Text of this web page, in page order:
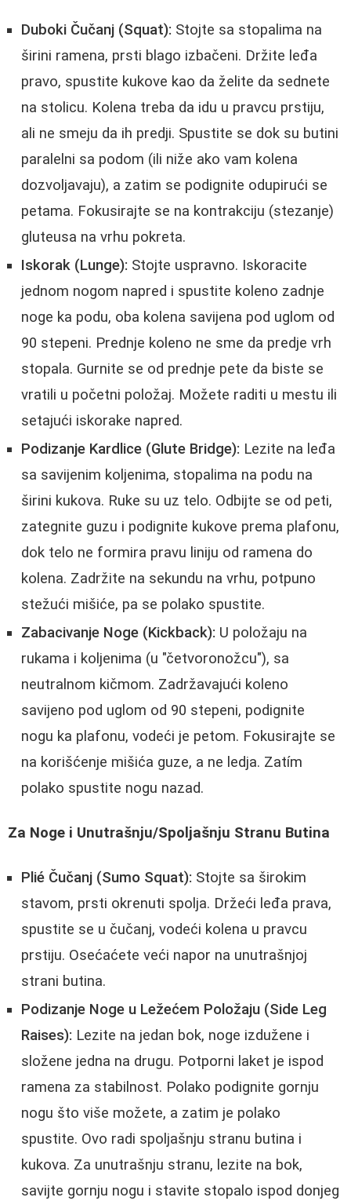
Duboki Čučanj (Squat): Stojte sa stopalima na
širini ramena, prsti blago izbačeni. Držite leđa
pravo, spustite kukove kao da želite da sednete
na stolicu. Kolena treba da idu u pravcu prstiju,
ali ne smeju da ih predji. Spustite se dok su butini
paralelni sa podom (ili niže ako vam kolena
dozvoljavaju), a zatim se podignite odupirući se
petama. Fokusirajte se na kontrakciju (stezanje)
gluteusa na vrhu pokreta.
Iskorak (Lunge): Stojte uspravno. Iskoracite
jednom nogom napred i spustite koleno zadnje
noge ka podu, oba kolena savijena pod uglom od
90 stepeni. Prednje koleno ne sme da predje vrh
stopala. Gurnite se od prednje pete da biste se
vratili u početni položaj. Možete raditi u mestu ili
setajući iskorake napred.
Podizanje Kardlice (Glute Bridge): Lezite na leđa
sa savijenim koljenima, stopalima na podu na
širini kukova. Ruke su uz telo. Odbijte se od peti,
zategnite guzu i podignite kukove prema plafonu,
dok telo ne formira pravu liniju od ramena do
kolena. Zadržite na sekundu na vrhu, potpuno
stežući mišiće, pa se polako spustite.
Zabacivanje Noge (Kickback): U položaju na
rukama i koljenima (u "četvoronožcu"), sa
neutralnom kičmom. Zadržavajući koleno
savijeno pod uglom od 90 stepeni, podignite
nogu ka plafonu, vodeći je petom. Fokusirajte se
na korišćenje mišića guze, a ne ledja. Zatím
polako spustite nogu nazad.
Za Noge i Unutrašnju/Spoljašnju Stranu Butina
Plié Čučanj (Sumo Squat): Stojte sa širokim
stavom, prsti okrenuti spolja. Držeći leđa prava,
spustite se u čučanj, vodeći kolena u pravcu
prstiju. Osećaćete veći napor na unutrašnjoj
strani butina.
Podizanje Noge u Ležećem Položaju (Side Leg
Raises): Lezite na jedan bok, noge izdužene i
složene jedna na drugu. Potporni laket je ispod
ramena za stabilnost. Polako podignite gornju
nogu što više možete, a zatim je polako
spustite. Ovo radi spoljašnju stranu butina i
kukova. Za unutrašnju stranu, lezite na bok,
savijte gornju nogu i stavite stopalo ispod donjeg